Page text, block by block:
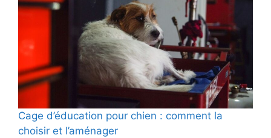
Cage d’éducation pour chien : comment la
choisir et l’aménager